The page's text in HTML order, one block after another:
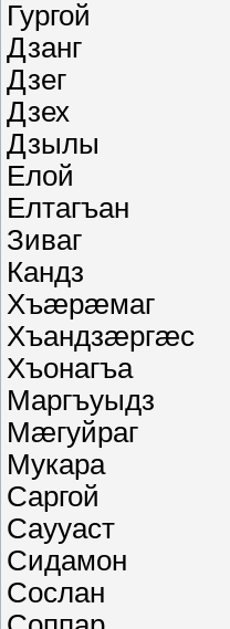
Гургой
Дзанг
Дзег
Дзех
Дзылы
Елой
Елтагъан
Зиваг
Кандз
Хъæрæмаг
Хъандзæргæс
Хъонагъа
Маргъуыдз
Мæгуйраг
Мукара
Саргой
Саууаст
Сидамон
Сослан